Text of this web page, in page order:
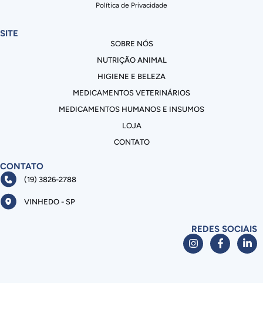
Política de Privacidade
SITE
SOBRE NÓS
NUTRIÇÃO ANIMAL
HIGIENE E BELEZA
MEDICAMENTOS VETERINÁRIOS
MEDICAMENTOS HUMANOS E INSUMOS
LOJA
CONTATO
CONTATO
(19) 3826-2788
VINHEDO - SP
REDES SOCIAIS